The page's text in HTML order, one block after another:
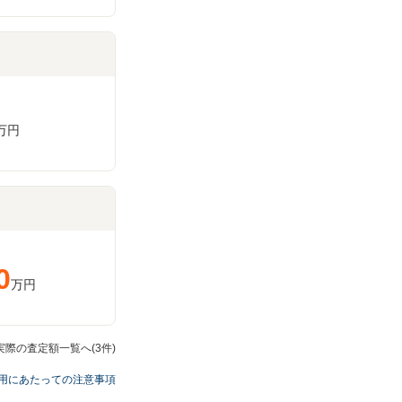
円
万円
際の査定額一覧へ(3件)
にあたっての注意事項